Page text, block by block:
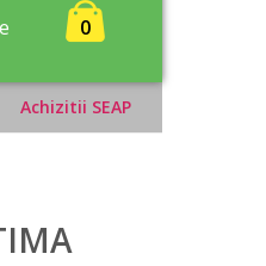
0
Achizitii SEAP